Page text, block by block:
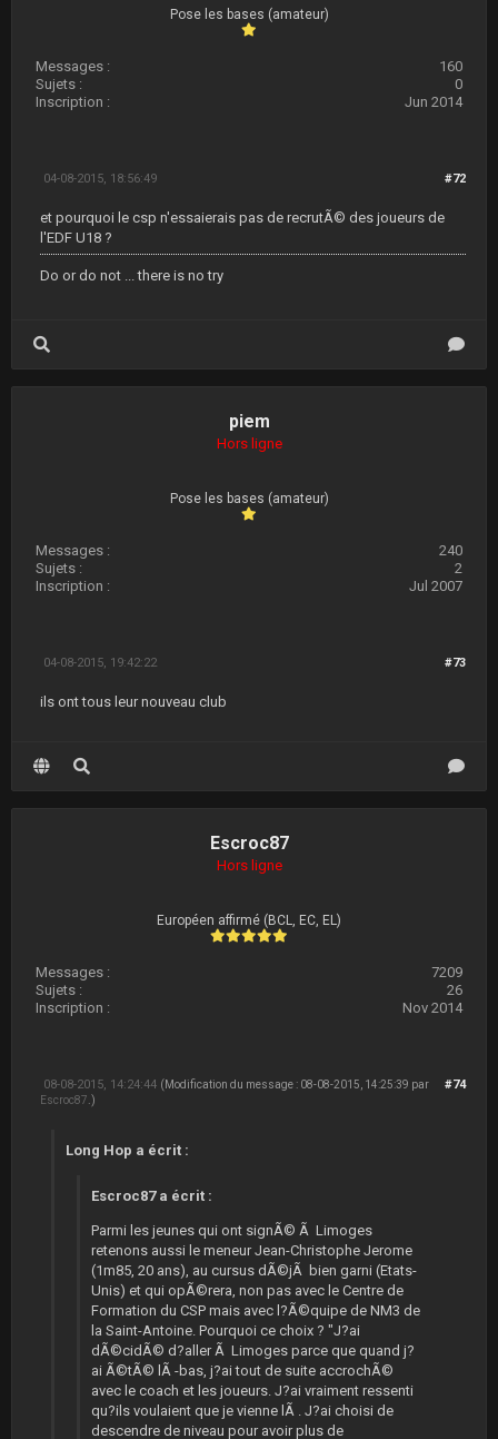
Pose les bases (amateur)
Messages :
160
Sujets :
0
Inscription :
Jun 2014
#72
04-08-2015, 18:56:49
et pourquoi le csp n'essaierais pas de recrutÃ© des joueurs de
l'EDF U18 ?
Do or do not ... there is no try
piem
Hors ligne
Pose les bases (amateur)
Messages :
240
Sujets :
2
Inscription :
Jul 2007
#73
04-08-2015, 19:42:22
ils ont tous leur nouveau club
Escroc87
Hors ligne
Européen affirmé (BCL, EC, EL)
Messages :
7209
Sujets :
26
Inscription :
Nov 2014
#74
08-08-2015, 14:24:44 (Modification du message : 08-08-2015, 14:25:39 par
Escroc87 .)
Long Hop a écrit :
Escroc87 a écrit :
Parmi les jeunes qui ont signÃ© Ã Limoges
retenons aussi le meneur Jean-Christophe Jerome
(1m85, 20 ans), au cursus dÃ©jÃ bien garni (Etats-
Unis) et qui opÃ©rera, non pas avec le Centre de
Formation du CSP mais avec l?Ã©quipe de NM3 de
la Saint-Antoine. Pourquoi ce choix ? "J?ai
dÃ©cidÃ© d?aller Ã Limoges parce que quand j?
ai Ã©tÃ© lÃ -bas, j?ai tout de suite accrochÃ©
avec le coach et les joueurs. J?ai vraiment ressenti
qu?ils voulaient que je vienne lÃ . J?ai choisi de
descendre de niveau pour avoir plus de